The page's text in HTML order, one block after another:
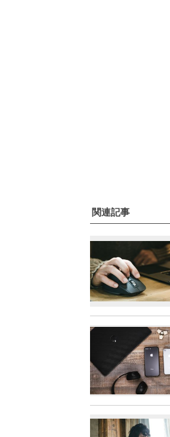
関連記事